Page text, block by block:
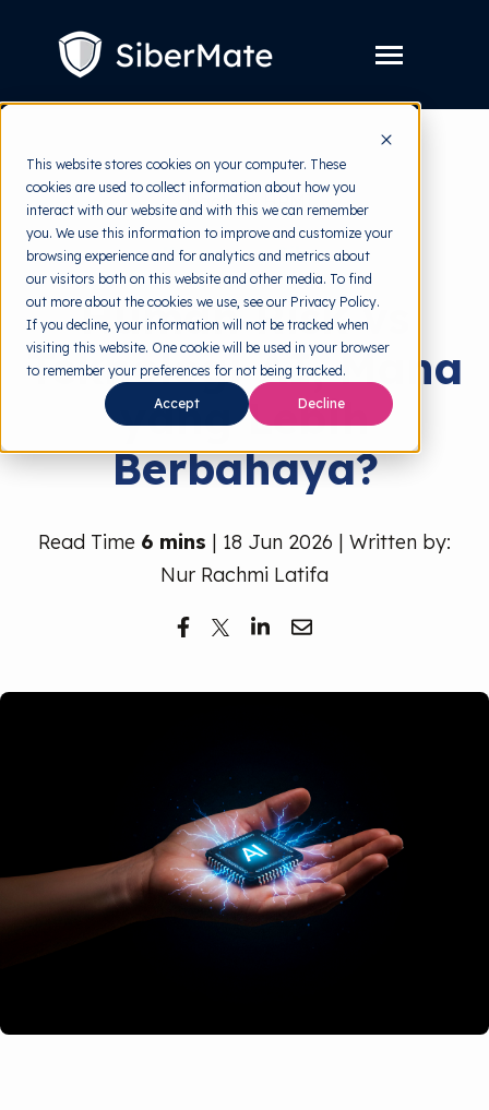
This website stores cookies on your computer. These
cookies are used to collect information about how you
interact with our website and with this we can remember
you. We use this information to improve and customize your
browsing experience and for analytics and metrics about
our visitors both on this website and other media. To find
out more about the cookies we use, see our Privacy Policy.
If you decline, your information will not be tracked when
visiting this website. One cookie will be used in your browser
to remember your preferences for not being tracked.
Accept Decline
Toggle
children
for
Layanan
Harga
Resources Toggle
children
for
Resources
Tools Gratis Toggle
children
for
Tools
Gratis
Tentang
Coba Gratis
back to HRMI
Keamanan Siber
Human Risk vs
Teknologi AI, Mana
yang Lebih
Berbahaya?
Read Time 6 mins | 18 Jun 2026 | Written by:
Nur Rachmi Latifa